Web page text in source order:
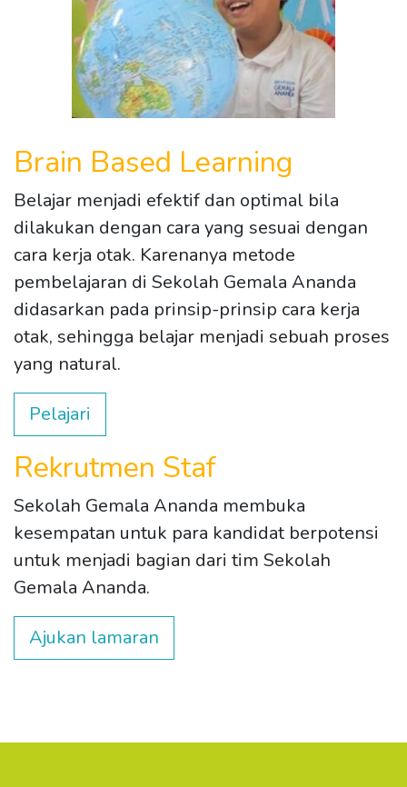
Brain Based Learning
Belajar menjadi efektif dan optimal bila
dilakukan dengan cara yang sesuai dengan
cara kerja otak. Karenanya metode
pembelajaran di Sekolah Gemala Ananda
didasarkan pada prinsip-prinsip cara kerja
otak, sehingga belajar menjadi sebuah proses
yang natural.
Pelajari
Rekrutmen Staf
Sekolah Gemala Ananda membuka
kesempatan untuk para kandidat berpotensi
untuk menjadi bagian dari tim Sekolah
Gemala Ananda.
Ajukan lamaran